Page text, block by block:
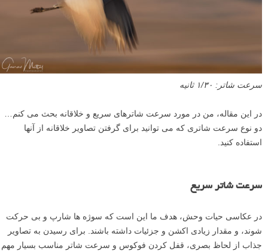
سرعت شاتر: ۱/۳۰ ثانیه
در این مقاله، من در مورد سرعت شاترهای سریع و خلاقانه بحث می کنم…
دو نوع سرعت شاتری که می توانید برای گرفتن تصاویر خلاقانه از آنها
استفاده کنید.
سرعت شاتر سریع
در عکاسی حیات وحش، هدف ما این است که سوژه ها شارپ و بی حرکت
شوند، و مقدار زیادی اکشن و جزئیات داشته باشند. برای رسیدن به تصاویر
جذاب از لحاظ بصری، قفل کردن فوکوس و سرعت شاتر مناسب بسیار مهم